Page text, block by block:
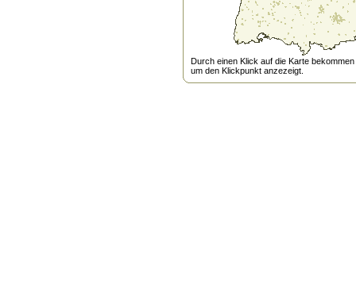
Durch einen Klick auf die Karte
um den Klickpunkt anzezeigt.